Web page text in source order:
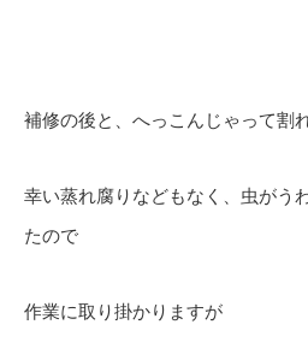
補修の後と、へっこんじゃって割
幸い蒸れ腐りなどもなく、虫がう
たので
作業に取り掛かりますが